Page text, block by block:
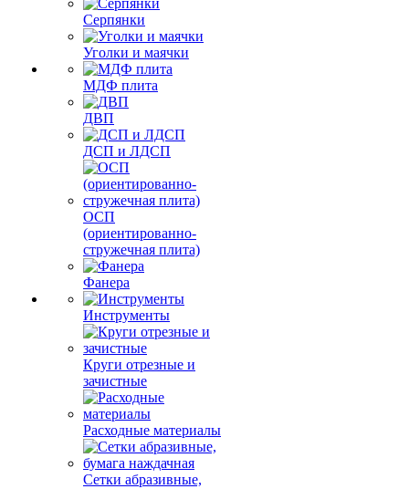
Серпянки
Уголки и маячки
МДФ плита
ДВП
ДСП и ЛДСП
ОСП
(ориентированно-
стружечная плита)
Фанера
Инструменты
Круги отрезные и
зачистные
Расходные материалы
Сетки абразивные,